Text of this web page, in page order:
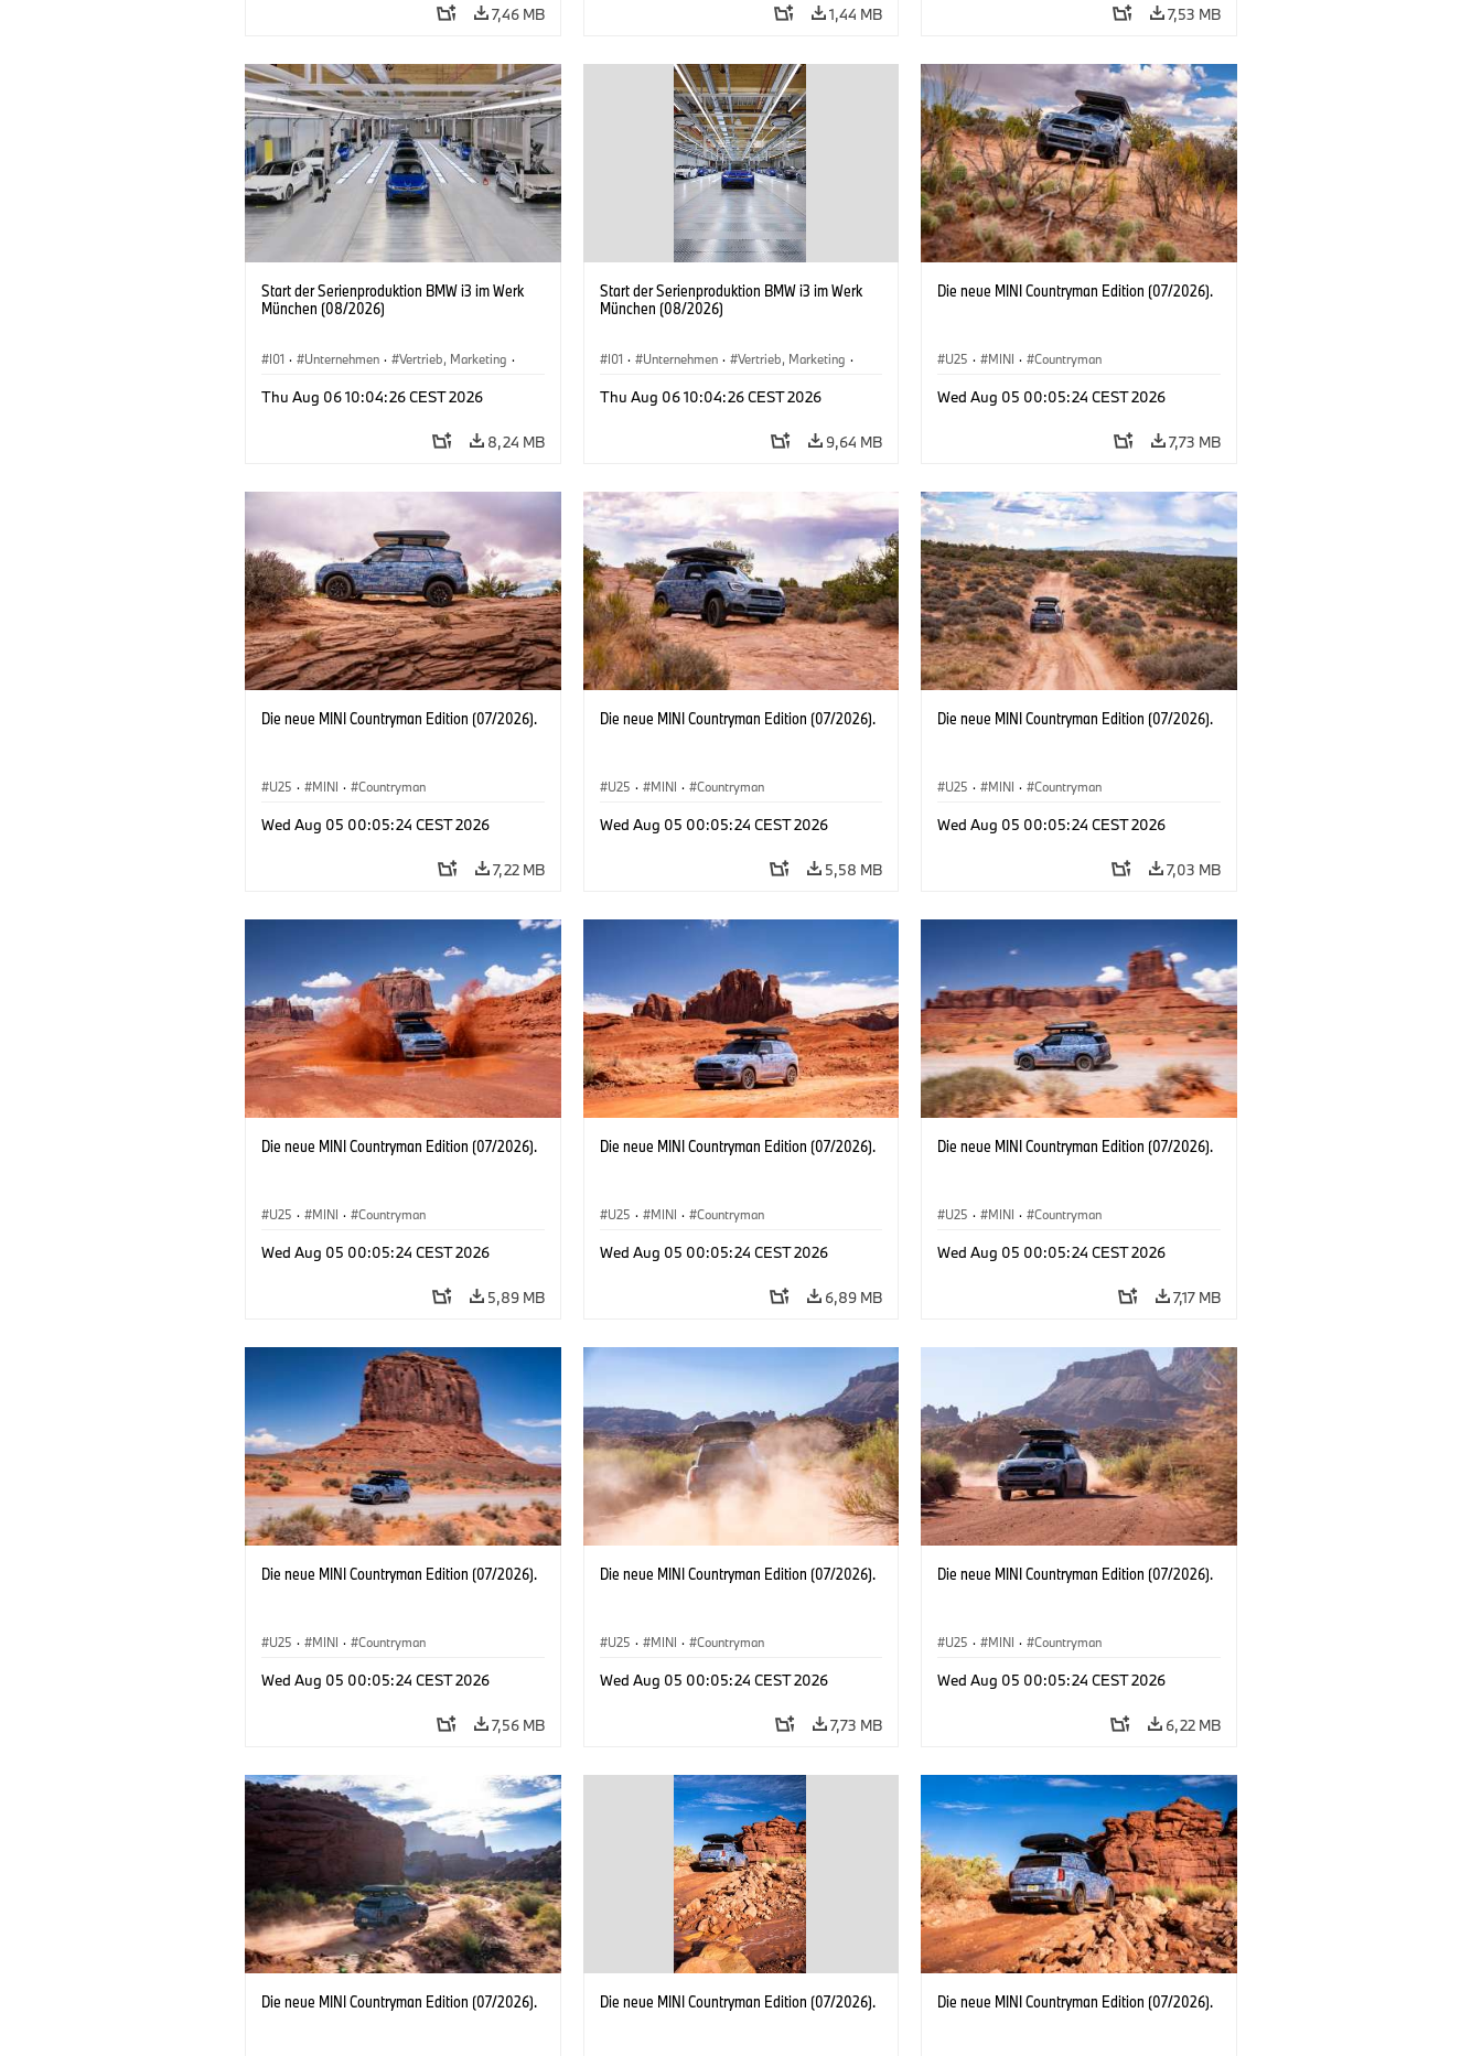
7,46 MB 1,44 MB 7,53 MB
Start der Serienproduktion BMW i3 im Werk
München (08/2026)
I01 · Unternehmen · Vertrieb, Marketing ·
Thu Aug 06 10:04:26 CEST 2026
8,24 MB
Start der Serienproduktion BMW i3 im Werk
München (08/2026)
I01 · Unternehmen · Vertrieb, Marketing ·
Thu Aug 06 10:04:26 CEST 2026
9,64 MB
Die neue MINI Countryman Edition (07/2026).
U25 · MINI · Countryman
Wed Aug 05 00:05:24 CEST 2026
7,73 MB
Die neue MINI Countryman Edition (07/2026).
U25 · MINI · Countryman
Wed Aug 05 00:05:24 CEST 2026
7,22 MB
Die neue MINI Countryman Edition (07/2026).
U25 · MINI · Countryman
Wed Aug 05 00:05:24 CEST 2026
5,58 MB
Die neue MINI Countryman Edition (07/2026).
U25 · MINI · Countryman
Wed Aug 05 00:05:24 CEST 2026
7,03 MB
Die neue MINI Countryman Edition (07/2026).
U25 · MINI · Countryman
Wed Aug 05 00:05:24 CEST 2026
5,89 MB
Die neue MINI Countryman Edition (07/2026).
U25 · MINI · Countryman
Wed Aug 05 00:05:24 CEST 2026
6,89 MB
Die neue MINI Countryman Edition (07/2026).
U25 · MINI · Countryman
Wed Aug 05 00:05:24 CEST 2026
7,17 MB
Die neue MINI Countryman Edition (07/2026).
U25 · MINI · Countryman
Wed Aug 05 00:05:24 CEST 2026
7,56 MB
Die neue MINI Countryman Edition (07/2026).
U25 · MINI · Countryman
Wed Aug 05 00:05:24 CEST 2026
7,73 MB
Die neue MINI Countryman Edition (07/2026).
U25 · MINI · Countryman
Wed Aug 05 00:05:24 CEST 2026
6,22 MB
Die neue MINI Countryman Edition (07/2026). Die neue MINI Countryman Edition (07/2026). Die neue MINI Countryman Edition (07/2026).